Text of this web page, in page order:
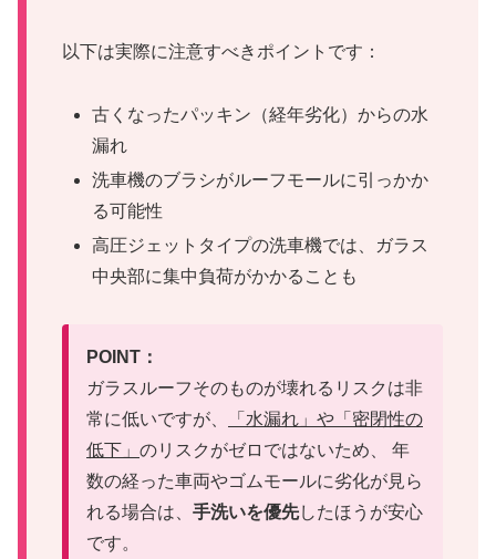
以下は実際に注意すべきポイントです：
古くなったパッキン（経年劣化）からの水
漏れ
洗車機のブラシがルーフモールに引っかか
る可能性
高圧ジェットタイプの洗車機では、ガラス
中央部に集中負荷がかかることも
POINT：
ガラスルーフそのものが壊れるリスクは非
常に低いですが、
「水漏れ」や「密閉性の
低下」 のリスクがゼロではないため、 年
数の経った車両やゴムモールに劣化が見ら
れる場合は、 手洗いを優先したほうが安心
です。